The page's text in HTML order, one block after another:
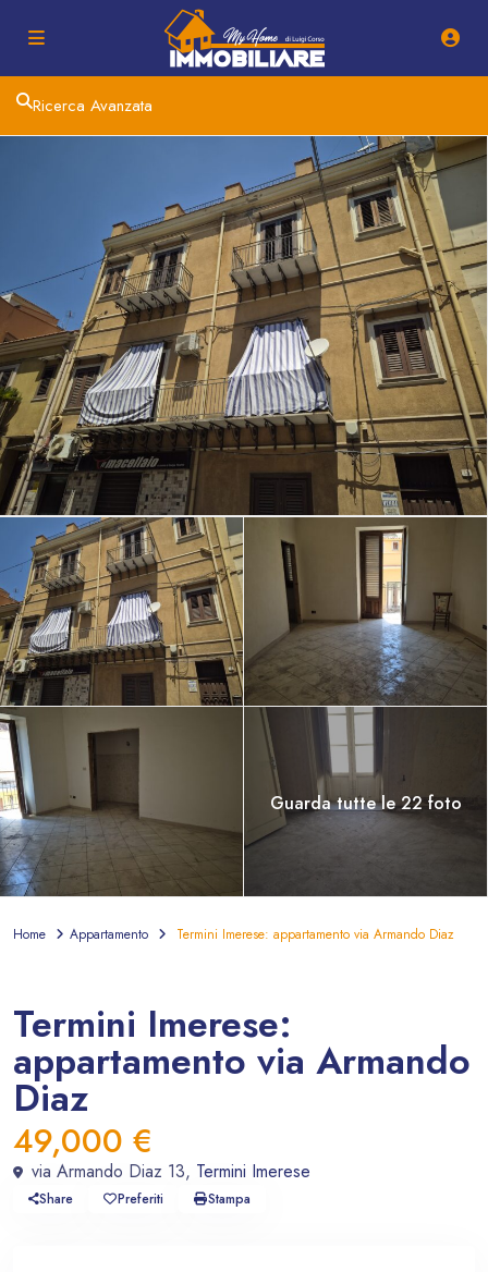
Ricerca Avanzata
Guarda tutte le 22 foto
Home Appartamento Termini Imerese: appartamento via Armando Diaz
Termini Imerese:
appartamento via Armando
Diaz
49,000 €
via Armando Diaz 13, Termini Imerese
Share Preferiti Stampa